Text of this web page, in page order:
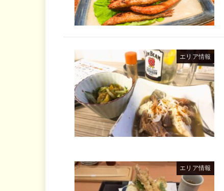
エリア情報
エリア情報